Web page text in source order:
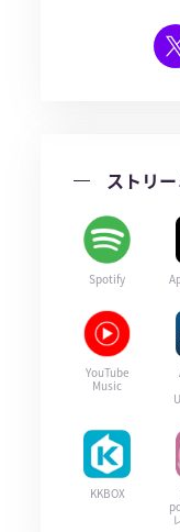
ストリ
Spotify
YouTube
Music
KKBOX